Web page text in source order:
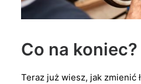
Co na koniec?
Teraz już wiesz, jak zmienić